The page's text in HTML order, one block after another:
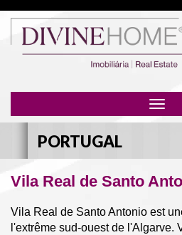
PORTUGAL
Vila Real de Santo
Vila Real de Santo Antonio est
l'extrême sud-ouest de l'Algarve.